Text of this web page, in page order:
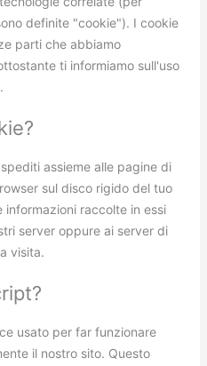
definite "cookie"). I cookie
parti che abbiamo
ti informiamo sull'uso
assieme alle pagine di
sul disco rigido del tuo
raccolte in essi
server oppure ai server di
visita.
usato per far funzionare
il nostro sito. Questo